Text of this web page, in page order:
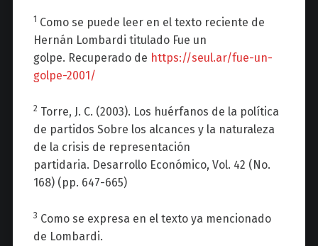
1 Como se puede leer en el texto reciente de
Hernán Lombardi titulado Fue un
golpe. Recuperado de https://seul.ar/fue-un-
golpe-2001/
2 Torre, J. C. (2003). Los huérfanos de la política
de partidos Sobre los alcances y la naturaleza
de la crisis de representación
partidaria. Desarrollo Económico, Vol. 42 (No.
168) (pp. 647-665)
3 Como se expresa en el texto ya mencionado
de Lombardi.